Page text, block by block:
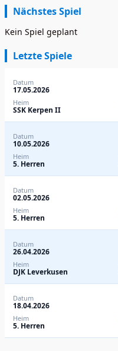
Nächstes Spiel
Kein Spiel geplant
Letzte Spiele
Datum
17.05.2026
Heim
SSK Kerpen II
Datum
10.05.2026
Heim
5. Herren
Datum
02.05.2026
Heim
5. Herren
Datum
26.04.2026
Heim
DJK Leverkusen
Datum
18.04.2026
Heim
5. Herren